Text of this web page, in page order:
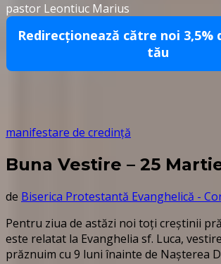
pastor Leontiuc Marius
Redirecționează către noi 3,5%
tău
manifestare de credință
Buna Vestire – 25
de Biserica Protestantă Evanghelică -
Pentru ziua de astăzi noi toți creștinii
este relatat la Evanghelia sf. Luca,
prăznuim cu 9 luni înainte de Nașterea